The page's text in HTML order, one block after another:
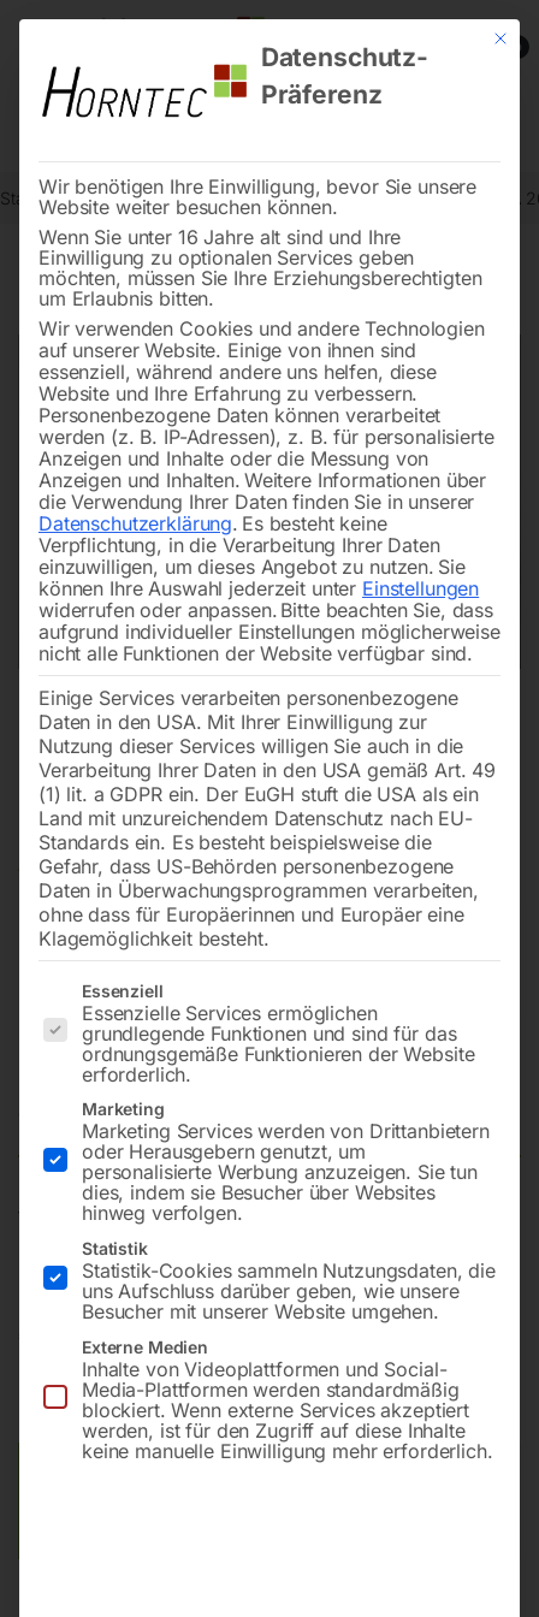
0
Start Metallbearbeitung Dreh-Zubehör Glasmessstab Mod. KA
Glasmessstab Mod. KA 200/60
Verfügbarkeit:Nicht vorrätig
für digitale Positionsanzeige SINOIP53, Verfahrweg
60mm, Einbaulänge 163mm
456,00
inkl. MwSt. zzgl. Versandkosten
Lieferzeit: Auf Nachfrage
Mit
Datenschutz-
Präferenz
Wir benötigen Ihre Einwilligung, bevor Sie unsere
Website weiter besuchen können.
Wenn Sie unter 16 Jahre alt sind und Ihre
Einwilligung zu optionalen Services geben
möchten, müssen Sie Ihre Erziehungsberechtigten
um Erlaubnis bitten.
Wir verwenden Cookies und andere Technologien
auf unserer Website. Einige von ihnen sind
essenziell, während andere uns helfen, diese
Website und Ihre Erfahrung zu verbessern.
Personenbezogene Daten können verarbeitet
werden (z. B. IP-Adressen), z. B. für personalisierte
Anzeigen und Inhalte oder die Messung von
Anzeigen und Inhalten. Weitere Informationen über
die Verwendung Ihrer Daten finden Sie in unserer
Datenschutzerklärung. Es besteht keine
Verpflichtung, in die Verarbeitung Ihrer Daten
einzuwilligen, um dieses Angebot zu nutzen. Sie
können Ihre Auswahl jederzeit unter Einstellungen
widerrufen oder anpassen. Bitte beachten Sie, dass
aufgrund individueller Einstellungen möglicherweise
nicht alle Funktionen der Website verfügbar sind.
Einige Services verarbeiten personenbezogene
Daten in den USA. Mit Ihrer Einwilligung zur
Nutzung dieser Services willigen Sie auch in die
Verarbeitung Ihrer Daten in den USA gemäß Art. 49
(1) lit. a GDPR ein. Der EuGH stuft die USA als ein
Land mit unzureichendem Datenschutz nach EU-
Standards ein. Es besteht beispielsweise die
Gefahr, dass US-Behörden personenbezogene
Daten in Überwachungsprogrammen verarbeiten,
ohne dass für Europäerinnen und Europäer eine
Klagemöglichkeit besteht.
Es folgt eine Liste der Service-Gruppen, für die eine
Essenziell
Essenzielle Services ermöglichen
grundlegende Funktionen und sind für das
ordnungsgemäße Funktionieren der Website
erforderlich.
Marketing
Marketing Services werden von Drittanbietern
oder Herausgebern genutzt, um
personalisierte Werbung anzuzeigen. Sie tun
dies, indem sie Besucher über Websites
hinweg verfolgen.
Statistik
Statistik-Cookies sammeln Nutzungsdaten, die
uns Aufschluss darüber geben, wie unsere
Besucher mit unserer Website umgehen.
Externe Medien
Inhalte von Videoplattformen und Social-
Media-Plattformen werden standardmäßig
blockiert. Wenn externe Services akzeptiert
werden, ist für den Zugriff auf diese Inhalte
keine manuelle Einwilligung mehr erforderlich.